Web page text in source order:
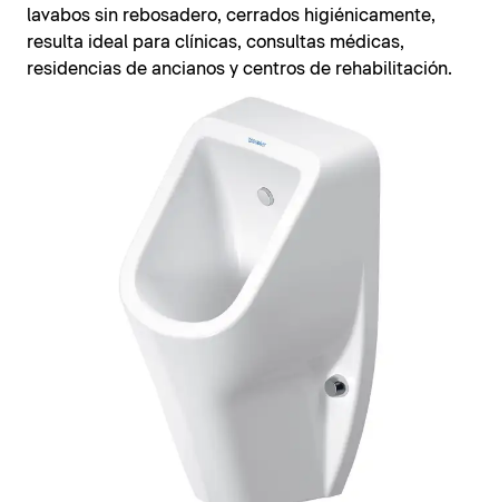
lavabos sin rebosadero, cerrados higiénicamente,
resulta ideal para clínicas, consultas médicas,
residencias de ancianos y centros de rehabilitación.